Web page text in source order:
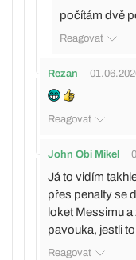
počítám dvě
Reagovat
Rezan
Reagovat
John Obi Mikel
Já to vidím
přes penalty se
loket Messimu a
pavouka, jestli
Reagovat